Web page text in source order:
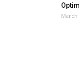
March